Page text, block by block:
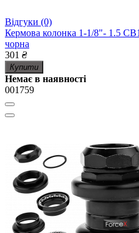
Відгуки (0)
Кермова колонка 1-1/8"- 1.5
чорна
301 ₴
Купити
Немає в наявності
001759